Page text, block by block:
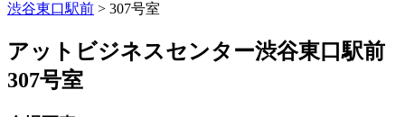
渋谷東口駅前 > 307号室
アットビジネスセンター渋谷東口駅前
307号室